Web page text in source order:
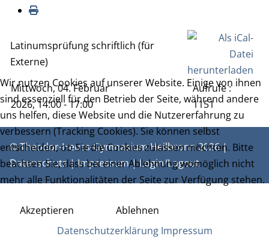
Latinumsprüfung schriftlich (für
Externe)
Mittwoch, 04. Februar
2026, 14:00 - 17:00
Aufrufe:
1151
© Theodor-Heuss-Gymnasium Heilbronn 2026 |
Datenschutz|Impressum|Login/Logout
Wir nutzen Cookies auf unserer Website. Einige von ihnen
sind essenziell für den Betrieb der Seite, während andere
uns helfen, diese Website und die Nutzererfahrung zu
verbessern (Tracking Cookies). Sie können selbst
entscheiden, ob Sie die Cookies zulassen möchten. Bitte
beachten Sie, dass bei einer Ablehnung womöglich nicht
mehr alle Funktionalitäten der Seite zur Verfügung stehen.
Akzeptieren
Ablehnen
Datenschutzerklärung Impressum